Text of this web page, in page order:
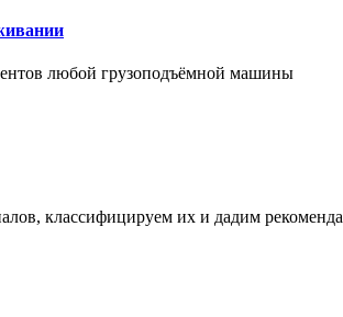
любой грузоподъёмной машины
классифицируем их и дадим